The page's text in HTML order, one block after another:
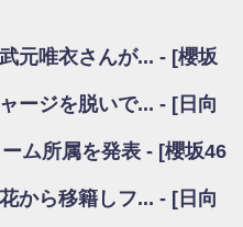
】富田鈴花1st写真集、発売記念記者
】河田陽菜卒業の影響、ガチでデ
報・話題をピックアップ / れなッ
8/6「ラヴィット！」水曜スタジオ出
46】田村保乃だけジャージを脱いで
元唯衣さんが... - [櫻坂
ージを脱いで... - [日向
ム所属を発表 - [櫻坂46
から移籍しフ... - [日向